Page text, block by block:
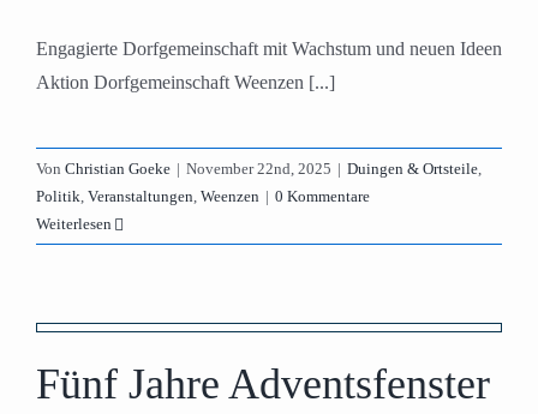
Engagierte Dorfgemeinschaft mit Wachstum und neuen Ideen
Aktion Dorfgemeinschaft Weenzen [...]
Von Christian Goeke | November 22nd, 2025 | Duingen & Ortsteile,
Politik, Veranstaltungen, Weenzen | 0 Kommentare
Weiterlesen
Fünf Jahre Adventsfenster